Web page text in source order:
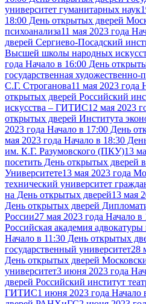
университет гуманитарных наук
18:00 День открытых дверей
психоанализа11 мая 2023 года
дверей Сергиево-Посадский
Высшей школы народных
года Начало в 16:00 День
государственная
С.Г. Строганова11 мая 2023 года
открытых дверей Российский
искусства – ГИТИС12 мая 2023
открытых дверей Института
2023 года Начало в 17:00 День
мая 2023 года Начало в 18:30
им. К.Г. Разумовского (ПКУ)13
посетить День открытых дверей
Университете13 мая 2023 года
технический университет
на День открытых дверей13 мая
День открытых дверей
России27 мая 2023 года Начало
Российская академия адвокатуры
Начало в 11:30 День открытых
государственный университет28
День открытых дверей
университет3 июня 2023 года
дверей Российский институт
ГИТИС1 июня 2023 года